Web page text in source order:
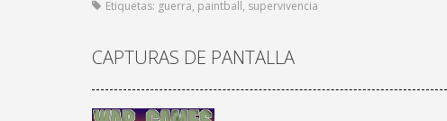
Etiquetas: guerra, paintball, supervivencia
CAPTURAS DE PANTALLA